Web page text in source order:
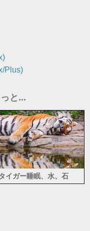
Plus)
と...
イガー睡眠、水、石